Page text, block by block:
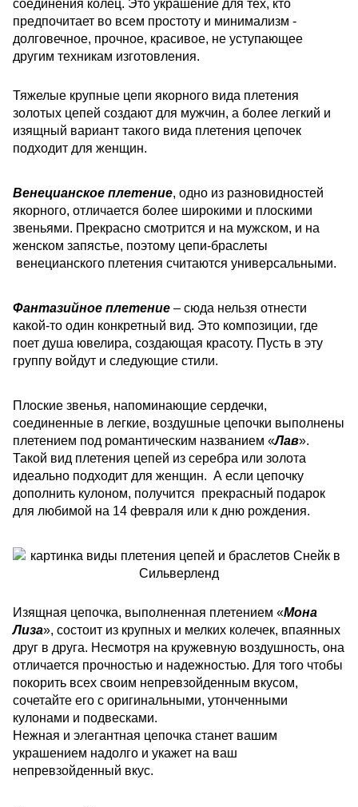
соединения колец. Это украшение для тех, кто
предпочитает во всем простоту и минимализм -
долговечное, прочное, красивое, не уступающее
другим техникам изготовления.
Тяжелые крупные цепи якорного вида плетения
золотых цепей создают для мужчин, а более легкий и
изящный вариант такого вида плетения цепочек
подходит для женщин.
Венецианское плетение, одно из разновидностей
якорного, отличается более широкими и плоскими
звеньями. Прекрасно смотрится и на мужском, и на
женском запястье, поэтому цепи-браслеты
венецианского плетения считаются универсальными.
Фантазийное плетение – сюда нельзя отнести
какой-то один конкретный вид. Это композиции, где
поет душа ювелира, создающая красоту. Пусть в эту
группу войдут и следующие стили.
Плоские звенья, напоминающие сердечки,
соединенные в легкие, воздушные цепочки выполнены
плетением под романтическим названием «Лав».
Такой вид плетения цепей из серебра или золота
идеально подходит для женщин. А если цепочку
дополнить кулоном, получится прекрасный подарок
для любимой на 14 февраля или к дню рождения.
Изящная цепочка, выполненная плетением «Мона
Лиза», состоит из крупных и мелких колечек, впаянных
друг в друга. Несмотря на кружевную воздушность, она
отличается прочностью и надежностью. Для того чтобы
покорить всех своим непревзойденным вкусом,
сочетайте его с оригинальными, утонченными
кулонами и подвесками.
Нежная и элегантная цепочка станет вашим
украшением надолго и укажет на ваш
непревзойденный вкус.